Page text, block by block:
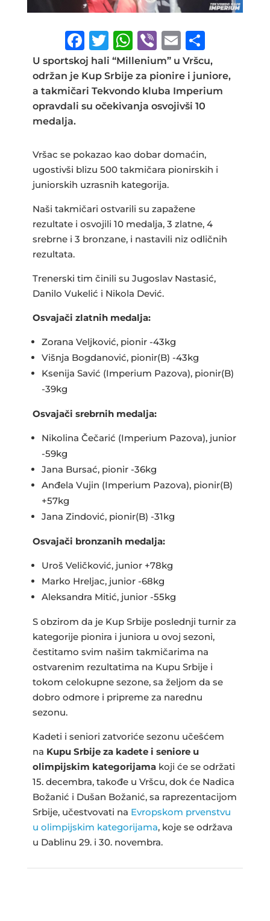
F
a
c
e
b
o
k
T
w
it
te
r
W
h
at
s
A
p
Vi
b
e
r
E
m
ai
l
h
ar
e
U sportskoj hali “Millenium” u Vršcu,
održan je Kup Srbije za pionire i juniore,
a takmičari Tekvondo kluba Imperium
opravdali su očekivanja osvojivši 10
medalja.
Vršac se pokazao kao dobar domaćin,
ugostivši blizu 500 takmičara pionirskih i
juniorskih uzrasnih kategorija.
Naši takmičari ostvarili su zapažene
rezultate i osvojili 10 medalja, 3 zlatne, 4
srebrne i 3 bronzane, i nastavili niz odličnih
rezultata.
Trenerski tim činili su Jugoslav Nastasić,
Danilo Vukelić i Nikola Dević.
Osvajači zlatnih medalja:
Zorana Veljković, pionir -43kg
Višnja Bogdanović, pionir(B) -43kg
Ksenija Savić (Imperium Pazova), pionir(B)
-39kg
Osvajači srebrnih medalja:
Nikolina Čečarić (Imperium Pazova), junior
-59kg
Jana Bursać, pionir -36kg
Anđela Vujin (Imperium Pazova), pionir(B)
+57kg
Jana Zindović, pionir(B) -31kg
Osvajači bronzanih medalja:
Uroš Veličković, junior +78kg
Marko Hreljac, junior -68kg
Aleksandra Mitić, junior -55kg
S obzirom da je Kup Srbije poslednji turnir za
kategorije pionira i juniora u ovoj sezoni,
čestitamo svim našim takmičarima na
ostvarenim rezultatima na Kupu Srbije i
tokom celokupne sezone, sa željom da se
dobro odmore i pripreme za narednu
sezonu.
Kadeti i seniori zatvoriće sezonu učešćem
na Kupu Srbije za kadete i seniore u
olimpijskim kategorijama koji će se održati
15. decembra, takođe u Vršcu, dok će Nadica
Božanić i Dušan Božanić, sa raprezentacijom
Srbije, učestvovati na Evropskom prvenstvu
u olimpijskim kategorijama, koje se održava
u Dablinu 29. i 30. novembra.